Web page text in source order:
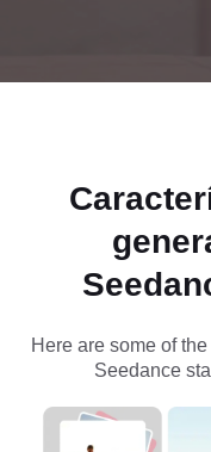
listos
Here are some of
Seedance